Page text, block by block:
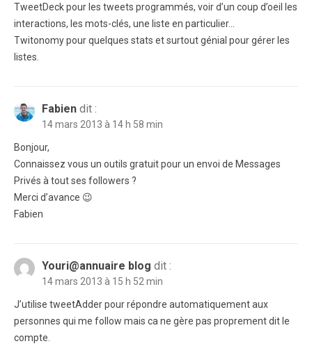
TweetDeck pour les tweets programmés, voir d’un coup d’oeil les
interactions, les mots-clés, une liste en particulier…
Twitonomy pour quelques stats et surtout génial pour gérer les
listes.
Fabien dit :
14 mars 2013 à 14 h 58 min
Bonjour,
Connaissez vous un outils gratuit pour un envoi de Messages
Privés à tout ses followers ?
Merci d’avance 😉
Fabien
Youri@annuaire blog dit :
14 mars 2013 à 15 h 52 min
J’utilise tweetAdder pour répondre automatiquement aux
personnes qui me follow mais ca ne gère pas proprement dit le
compte.